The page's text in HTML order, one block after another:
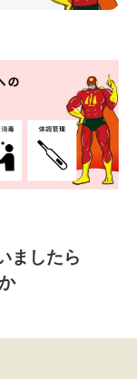
ましたら